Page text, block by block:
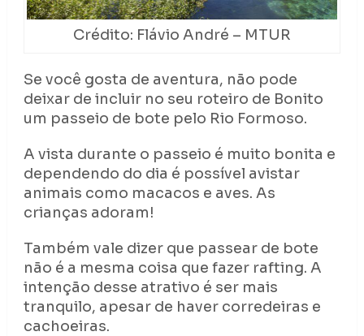
Crédito: Flávio André – MTUR
Se você gosta de aventura, não pode
deixar de incluir no seu roteiro de Bonito
um passeio de bote pelo Rio Formoso.
A vista durante o passeio é muito bonita e
dependendo do dia é possível avistar
animais como macacos e aves. As
crianças adoram!
Também vale dizer que passear de bote
não é a mesma coisa que fazer rafting. A
intenção desse atrativo é ser mais
tranquilo, apesar de haver corredeiras e
cachoeiras.